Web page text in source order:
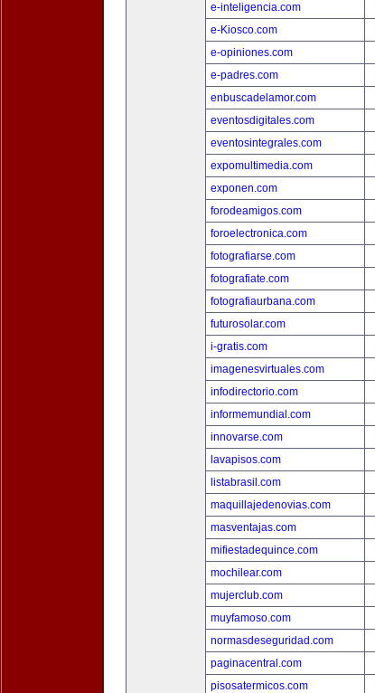
e-inteligencia.com
e-Kiosco.com
e-opiniones.com
e-padres.com
enbuscadelamor.com
eventosdigitales.com
eventosintegrales.com
expomultimedia.com
exponen.com
forodeamigos.com
foroelectronica.com
fotografiarse.com
fotografiate.com
fotografiaurbana.com
futurosolar.com
i-gratis.com
imagenesvirtuales.com
infodirectorio.com
informemundial.com
innovarse.com
lavapisos.com
listabrasil.com
maquillajedenovias.com
masventajas.com
mifiestadequince.com
mochilear.com
mujerclub.com
muyfamoso.com
normasdeseguridad.com
paginacentral.com
pisosatermicos.com